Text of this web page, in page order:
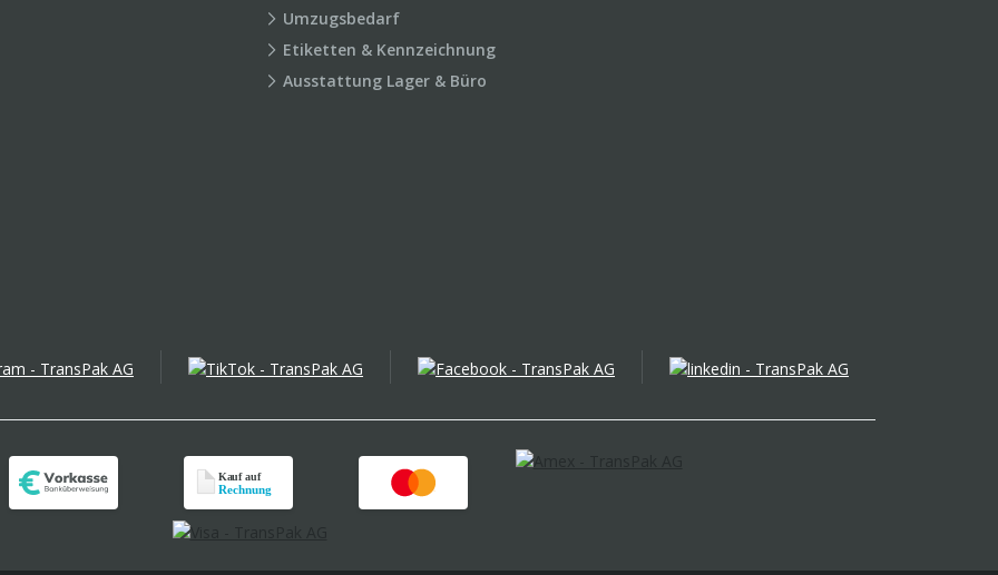
Umzugsbedarf
Etiketten & Kennzeichnung
Ausstattung Lager & Büro